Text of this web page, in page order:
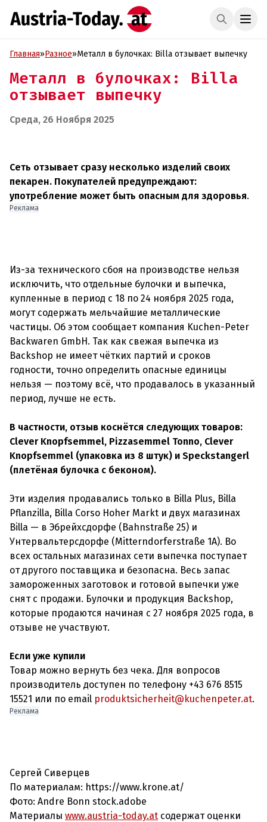
Главная»Разное»Металл в булочках: Billa отзывает выпечку
Металл в булочках: Billa
отзывает выпечку
Среда, 26 Ноября 2025
Сеть отзывает сразу несколько изделий своих
пекарен. Покупателей предупреждают:
употребление может быть опасным для здоровья.
Реклама
Из-за технического сбоя на производстве нельзя
исключить, что отдельные булочки и выпечка,
купленные в период с 18 по 24 ноября 2025 года,
могут содержать мельчайшие металлические
частицы. Об этом сообщает компания Kuchen-Peter
Backwaren GmbH. Так как свежая выпечка из
Backshop не имеет чётких партий и сроков
годности, точно определить опасные единицы
нельзя — поэтому всё, что продавалось в указанный
период, лучше не есть.
В частности, отзыв коснётся следующих товаров:
Clever Knopfsemmel, Pizzasemmel Tonno, Clever
Knopfsemmel (упаковка из 8 штук) и Speckstangerl
(плетёная булочка с беконом).
Эти изделия продавались только в Billa Plus, Billa
Pflanzilla, Billa Corso Hoher Markt и двух магазинах
Billa — в Эбрейхсдорфе (Bahnstraße 25) и
Унтервальтерсдорфе (Mitterndorferstraße 1A). Во
всех остальных магазинах сети выпечка поступает
от другого поставщика и безопасна. Весь запас
замороженных заготовок и готовой выпечки уже
снят с продажи. Булочки и продукция Backshop,
которые продаются начиная с 27 ноября 2025 года, в
отзыве не участвуют.
Если уже купили
Товар можно вернуть без чека. Для вопросов
производитель доступен по телефону +43 676 8515
15521 или по email produktsicherheit@kuchenpeter.at.
Реклама
Сергей Сиверцев
По материалам: https://www.krone.at/
Фото: Andre Bonn stock.adobe
Материалы www.austria-today.at содержат оценки